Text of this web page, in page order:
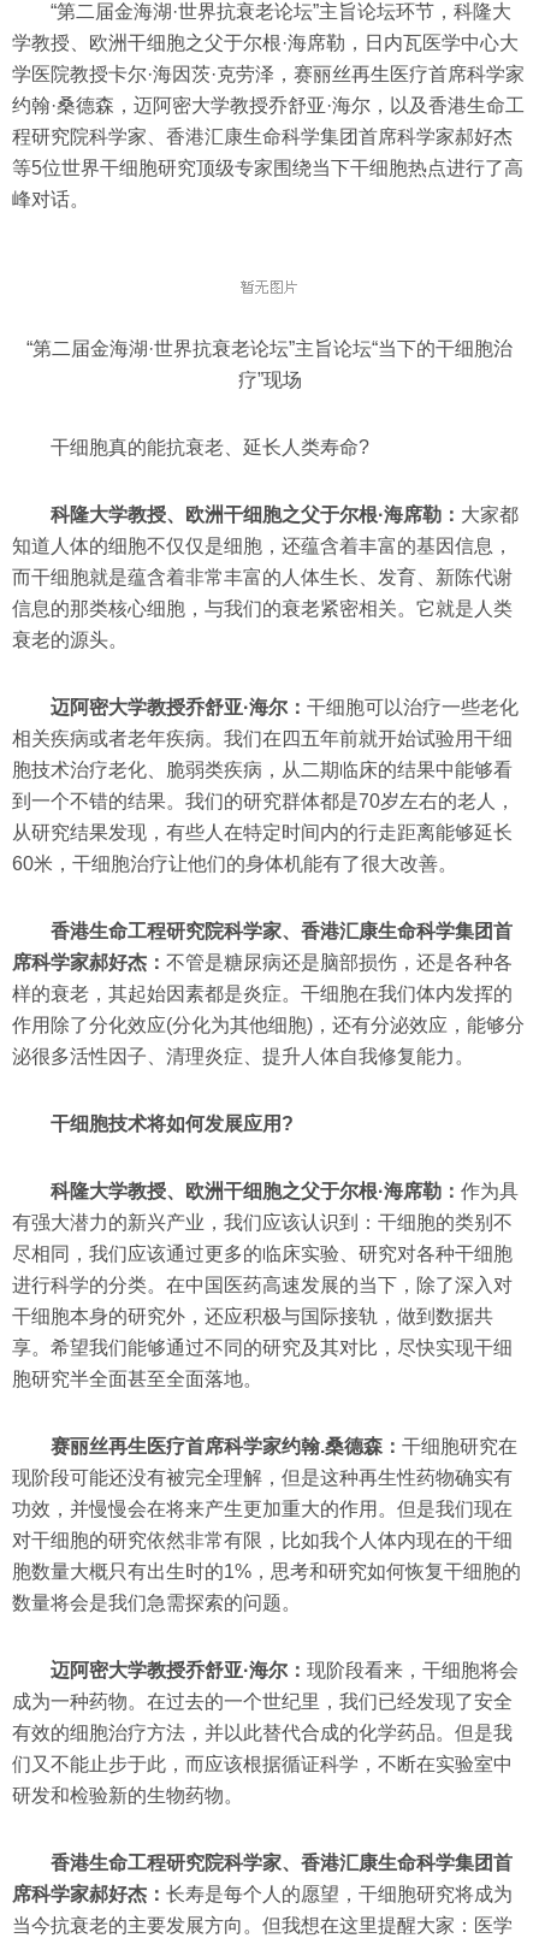
“第二届金海湖·世界抗衰老论坛”主旨论坛环节，科隆大
学教授、欧洲干细胞之父于尔根·海席勒，日内瓦医学中心大
学医院教授卡尔·海因茨·克劳泽，赛丽丝再生医疗首席科学家
约翰·桑德森，迈阿密大学教授乔舒亚·海尔，以及香港生命工
程研究院科学家、香港汇康生命科学集团首席科学家郝好杰
等5位世界干细胞研究顶级专家围绕当下干细胞热点进行了高
峰对话。
“第二届金海湖·世界抗衰老论坛”主旨论坛“当下的干细胞治
疗”现场
干细胞真的能抗衰老、延长人类寿命?
科隆大学教授、欧洲干细胞之父于尔根·海席勒： 大家都
知道人体的细胞不仅仅是细胞，还蕴含着丰富的基因信息，
而干细胞就是蕴含着非常丰富的人体生长、发育、新陈代谢
信息的那类核心细胞，与我们的衰老紧密相关。它就是人类
衰老的源头。
迈阿密大学教授乔舒亚·海尔： 干细胞可以治疗一些老化
相关疾病或者老年疾病。我们在四五年前就开始试验用干细
胞技术治疗老化、脆弱类疾病，从二期临床的结果中能够看
到一个不错的结果。我们的研究群体都是70岁左右的老人，
从研究结果发现，有些人在特定时间内的行走距离能够延长
60米，干细胞治疗让他们的身体机能有了很大改善。
香港生命工程研究院科学家、香港汇康生命科学集团首
席科学家郝好杰： 不管是糖尿病还是脑部损伤，还是各种各
样的衰老，其起始因素都是炎症。干细胞在我们体内发挥的
作用除了分化效应(分化为其他细胞)，还有分泌效应，能够分
泌很多活性因子、清理炎症、提升人体自我修复能力。
干细胞技术将如何发展应用?
科隆大学教授、欧洲干细胞之父于尔根·海席勒： 作为具
有强大潜力的新兴产业，我们应该认识到：干细胞的类别不
尽相同，我们应该通过更多的临床实验、研究对各种干细胞
进行科学的分类。在中国医药高速发展的当下，除了深入对
干细胞本身的研究外，还应积极与国际接轨，做到数据共
享。希望我们能够通过不同的研究及其对比，尽快实现干细
胞研究半全面甚至全面落地。
赛丽丝再生医疗首席科学家约翰.桑德森： 干细胞研究在
现阶段可能还没有被完全理解，但是这种再生性药物确实有
功效，并慢慢会在将来产生更加重大的作用。但是我们现在
对干细胞的研究依然非常有限，比如我个人体内现在的干细
胞数量大概只有出生时的1%，思考和研究如何恢复干细胞的
数量将会是我们急需探索的问题。
迈阿密大学教授乔舒亚·海尔： 现阶段看来，干细胞将会
成为一种药物。在过去的一个世纪里，我们已经发现了安全
有效的细胞治疗方法，并以此替代合成的化学药品。但是我
们又不能止步于此，而应该根据循证科学，不断在实验室中
研发和检验新的生物药物。
香港生命工程研究院科学家、香港汇康生命科学集团首
席科学家郝好杰： 长寿是每个人的愿望，干细胞研究将成为
当今抗衰老的主要发展方向。但我想在这里提醒大家：医学